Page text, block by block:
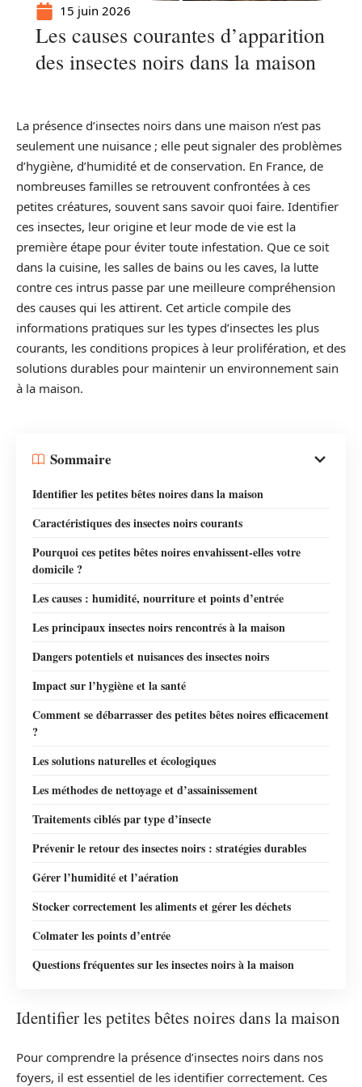
15 juin 2026
Les causes courantes d’apparition
des insectes noirs dans la maison
La présence d’insectes noirs dans une maison n’est pas
seulement une nuisance ; elle peut signaler des problèmes
d’hygiène, d’humidité et de conservation. En France, de
nombreuses familles se retrouvent confrontées à ces
petites créatures, souvent sans savoir quoi faire. Identifier
ces insectes, leur origine et leur mode de vie est la
première étape pour éviter toute infestation. Que ce soit
dans la cuisine, les salles de bains ou les caves, la lutte
contre ces intrus passe par une meilleure compréhension
des causes qui les attirent. Cet article compile des
informations pratiques sur les types d’insectes les plus
courants, les conditions propices à leur prolifération, et des
solutions durables pour maintenir un environnement sain
à la maison.
Sommaire
Identifier les petites bêtes noires dans la maison
Caractéristiques des insectes noirs courants
Pourquoi ces petites bêtes noires envahissent-elles votre
domicile ?
Les causes : humidité, nourriture et points d’entrée
Les principaux insectes noirs rencontrés à la maison
Dangers potentiels et nuisances des insectes noirs
Impact sur l’hygiène et la santé
Comment se débarrasser des petites bêtes noires efficacement
?
Les solutions naturelles et écologiques
Les méthodes de nettoyage et d’assainissement
Traitements ciblés par type d’insecte
Prévenir le retour des insectes noirs : stratégies durables
Gérer l’humidité et l’aération
Stocker correctement les aliments et gérer les déchets
Colmater les points d’entrée
Questions fréquentes sur les insectes noirs à la maison
Identifier les petites bêtes noires dans la maison
Pour comprendre la présence d’insectes noirs dans nos
foyers, il est essentiel de les identifier correctement. Ces